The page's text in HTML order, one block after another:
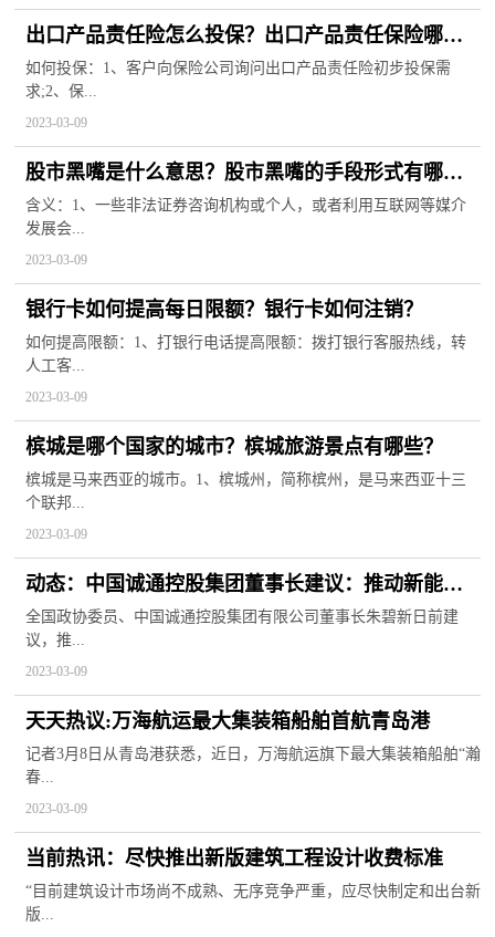
出口产品责任险怎么投保？出口产品责任保险哪家
保险公司最大？
如何投保：1、客户向保险公司询问出口产品责任险初步投保需
求;2、保...
2023-03-09
股市黑嘴是什么意思？股市黑嘴的手段形式有哪
些？
含义：1、一些非法证券咨询机构或个人，或者利用互联网等媒介
发展会...
2023-03-09
银行卡如何提高每日限额？银行卡如何注销？
如何提高限额：1、打银行电话提高限额：拨打银行客服热线，转
人工客...
2023-03-09
槟城是哪个国家的城市？槟城旅游景点有哪些？
槟城是马来西亚的城市。1、槟城州，简称槟州，是马来西亚十三
个联邦...
2023-03-09
动态：中国诚通控股集团董事长建议：推动新能源
锂电池产业高质量发展
全国政协委员、中国诚通控股集团有限公司董事长朱碧新日前建
议，推...
2023-03-09
天天热议:万海航运最大集装箱船舶首航青岛港
记者3月8日从青岛港获悉，近日，万海航运旗下最大集装箱船舶“瀚
春...
2023-03-09
当前热讯：尽快推出新版建筑工程设计收费标准
“目前建筑设计市场尚不成熟、无序竞争严重，应尽快制定和出台新
版...